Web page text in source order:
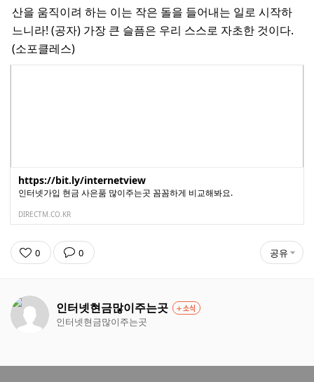
산을 움직이려 하는 이는 작은 돌을 들어내는 일로 시작하
느니라! (공자) 가장 큰 슬픔은 우리 스스로 자초한 것이다.
(소포클레스)
https://bit.ly/internetview
인터넷가입 현금 사은품 많이주는곳 꼼꼼하게 비교해봐요.
DIRECTM.CO.KR
0 0 공유
소식
인터넷현금많이주는곳
인터넷현금많이주는곳